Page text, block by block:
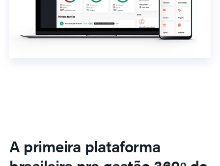
A primeira plataforma